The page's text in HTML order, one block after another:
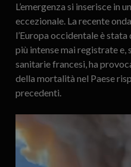
L’emergenza si inserisce in
eccezionale. La recente
l’Europa occidentale è
più intense mai registrate e,
sanitarie francesi, ha
della mortalità nel Paese
precedenti.